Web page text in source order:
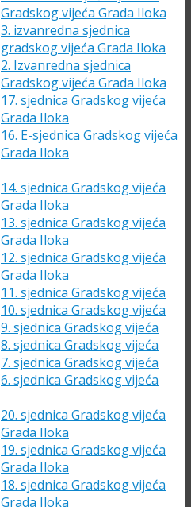
Gradskog vijeća Grada Iloka
3. izvanredna sjednica
gradskog vijeća Grada Iloka
2. Izvanredna sjednica
Gradskog vijeća Grada Iloka
17. sjednica Gradskog vijeća
Grada Iloka
16. E-sjednica Gradskog vijeća
Grada Iloka
14. sjednica Gradskog vijeća
Grada Iloka
13. sjednica Gradskog vijeća
Grada Iloka
12. sjednica Gradskog vijeća
Grada Iloka
11. sjednica Gradskog vijeća
10. sjednica Gradskog vijeća
9. sjednica Gradskog vijeća
8. sjednica Gradskog vijeća
7. sjednica Gradskog vijeća
6. sjednica Gradskog vijeća
20. sjednica Gradskog vijeća
Grada Iloka
19. sjednica Gradskog vijeća
Grada Iloka
18. sjednica Gradskog vijeća
Grada Iloka